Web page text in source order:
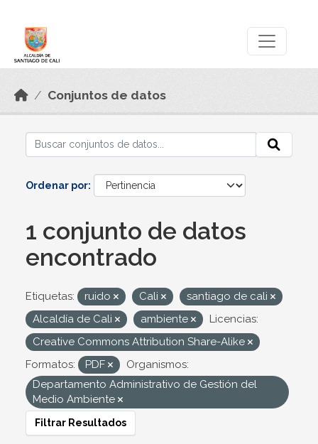
Conjuntos de datos
Ordenar por
1 conjunto de datos
encontrado
Etiquetas: ruido Cali
santiago de cali
Alcaldía de Cali
ambiente
Licencias:
Creative Commons Attribution Share-Alike
Formatos:
PDF
Organismos:
Departamento Administrativo de Gestión del
Medio Ambiente
Filtrar Resultados